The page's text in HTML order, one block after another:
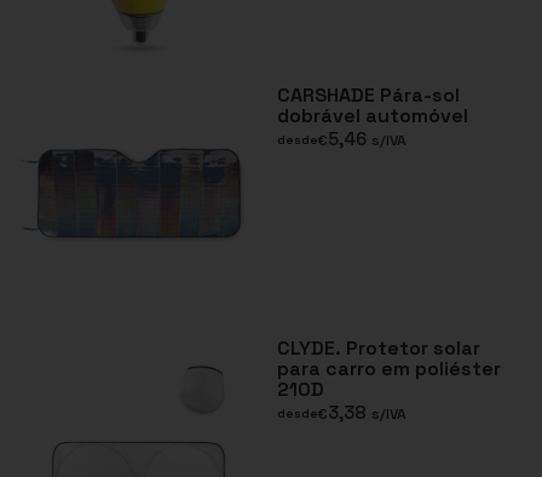
CARSHADE Pára-sol
dobrável automóvel
desde€5,46 s/IVA
CLYDE. Protetor solar
para carro em poliéster
210D
desde€3,38 s/IVA